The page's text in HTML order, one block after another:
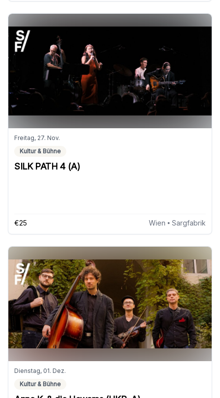
Freitag, 27. Nov.
Kultur & Bühne
SILK PATH 4 (A)
€25 Wien • Sargfabrik
Dienstag, 01. Dez.
Kultur & Bühne